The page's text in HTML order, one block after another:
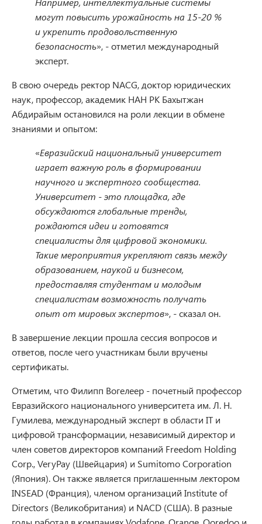
могут повысить урожайность на 15-20 %
и укрепить продовольственную
безопасность», - отметил международный
эксперт.
В свою очередь ректор NACG, доктор юридических
наук, профессор, академик НАН РК Бахытжан
Абдирайым остановился на роли лекции в обмене
знаниями и опытом:
«Евразийский национальный университет
играет важную роль в формировании
научного и экспертного сообщества.
Университет - это площадка, где
обсуждаются глобальные тренды,
рождаются идеи и готовятся
специалисты для цифровой экономики.
Такие мероприятия укрепляют связь между
образованием, наукой и бизнесом,
предоставляя студентам и молодым
специалистам возможность получать
опыт от мировых экспертов», - сказал он.
В завершение лекции прошла сессия вопросов и
ответов, после чего участникам были вручены
сертификаты.
Отметим, что Филипп Вогелеер - почетный профессор
Евразийского национального университета им. Л. Н.
Гумилева, международный эксперт в области IT и
цифровой трансформации, независимый директор и
член советов директоров компаний Freedom Holding
Corp., VeryPay (Швейцария) и Sumitomo Corporation
(Япония). Он также является приглашенным лектором
INSEAD (Франция), членом организаций Institute of
Directors (Великобритания) и NACD (США). В разные